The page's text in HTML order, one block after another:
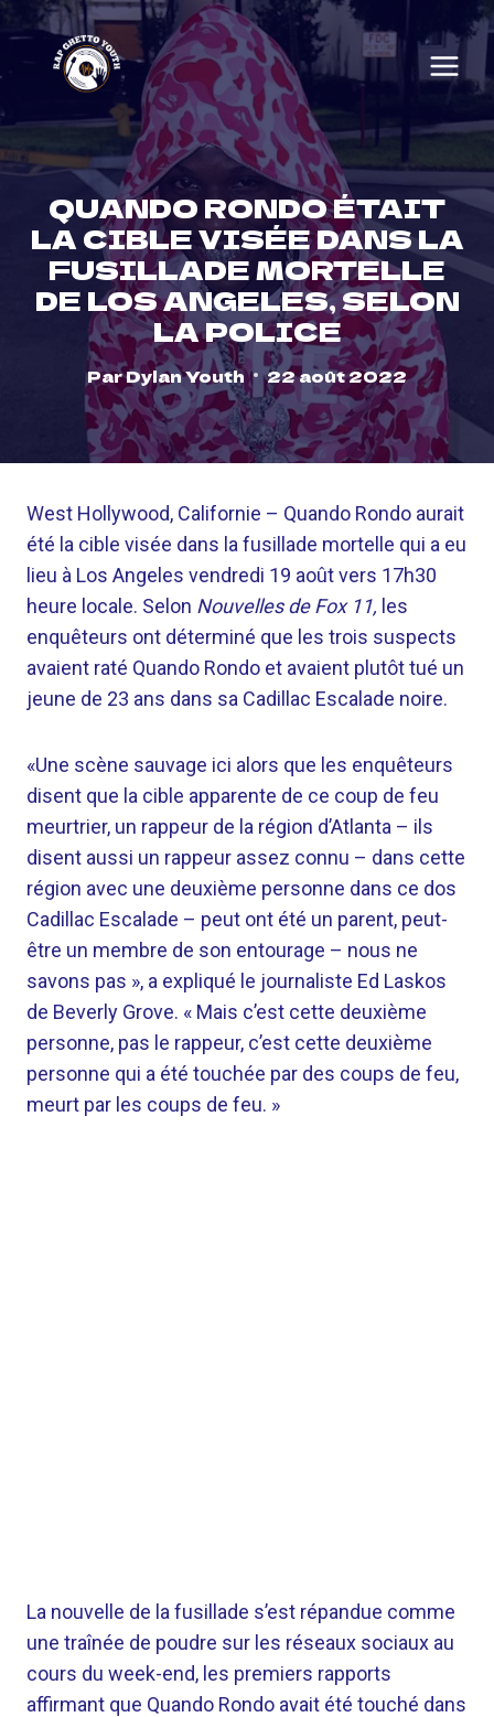
Skip
to
content
QUANDO RONDO ÉTAIT
LA CIBLE VISÉE DANS LA
FUSILLADE MORTELLE
DE LOS ANGELES, SELON
LA POLICE
ParDylan Youth 22 août 2022
West Hollywood, Californie – Quando Rondo aurait
été la cible visée dans la fusillade mortelle qui a eu
lieu à Los Angeles vendredi 19 août vers 17h30
heure locale. Selon Nouvelles de Fox 11, les
enquêteurs ont déterminé que les trois suspects
avaient raté Quando Rondo et avaient plutôt tué un
jeune de 23 ans dans sa Cadillac Escalade noire.
«Une scène sauvage ici alors que les enquêteurs
disent que la cible apparente de ce coup de feu
meurtrier, un rappeur de la région d’Atlanta – ils
disent aussi un rappeur assez connu – dans cette
région avec une deuxième personne dans ce dos
Cadillac Escalade – peut ont été un parent, peut-
être un membre de son entourage – nous ne
savons pas », a expliqué le journaliste Ed Laskos
de Beverly Grove. « Mais c’est cette deuxième
personne, pas le rappeur, c’est cette deuxième
personne qui a été touchée par des coups de feu,
meurt par les coups de feu. »
La nouvelle de la fusillade s’est répandue comme
une traînée de poudre sur les réseaux sociaux au
cours du week-end, les premiers rapports
affirmant que Quando Rondo avait été touché dans